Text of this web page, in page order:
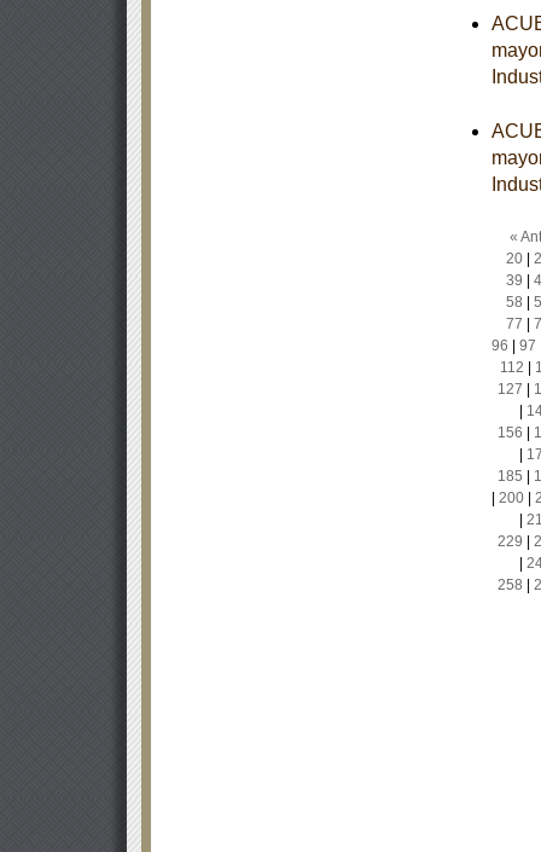
«
20|
39
58
77
96
97
112
127
156
185
200|
229
258